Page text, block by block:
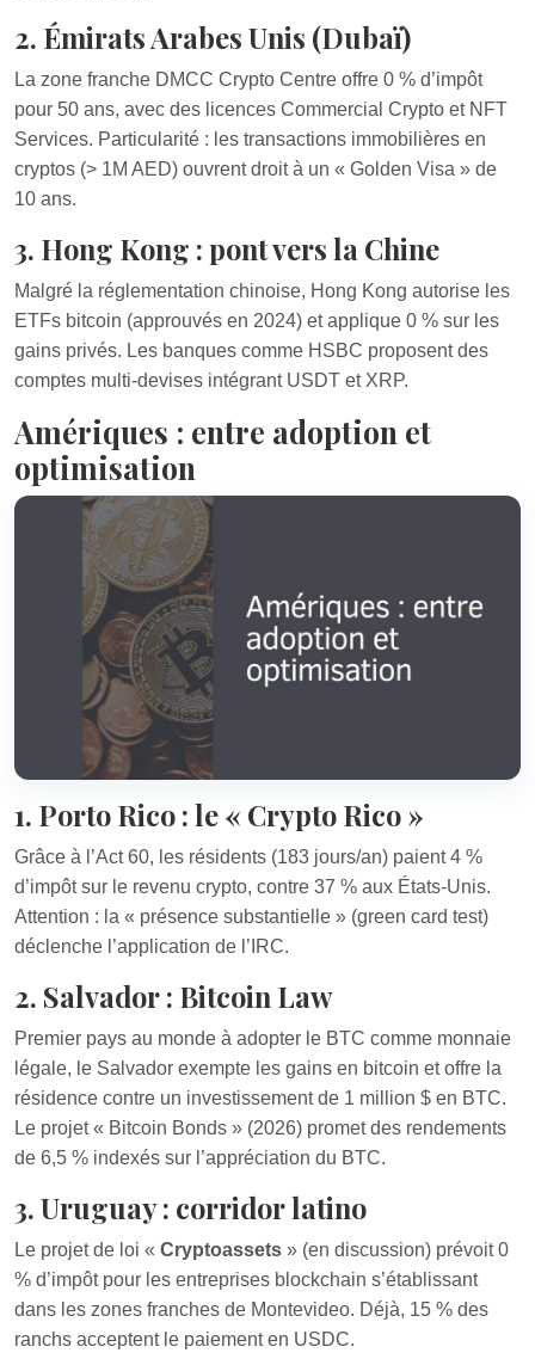
2. Émirats Arabes Unis (Dubaï)
La zone franche DMCC Crypto Centre offre 0 % d’impôt
pour 50 ans, avec des licences Commercial Crypto et NFT
Services. Particularité : les transactions immobilières en
cryptos (> 1M AED) ouvrent droit à un « Golden Visa » de
10 ans.
3. Hong Kong : pont vers la Chine
Malgré la réglementation chinoise, Hong Kong autorise les
ETFs bitcoin (approuvés en 2024) et applique 0 % sur les
gains privés. Les banques comme HSBC proposent des
comptes multi-devises intégrant USDT et XRP.
Amériques : entre adoption et
optimisation
1. Porto Rico : le « Crypto Rico »
Grâce à l’Act 60, les résidents (183 jours/an) paient 4 %
d’impôt sur le revenu crypto, contre 37 % aux États-Unis.
Attention : la « présence substantielle » (green card test)
déclenche l’application de l’IRC.
2. Salvador : Bitcoin Law
Premier pays au monde à adopter le BTC comme monnaie
légale, le Salvador exempte les gains en bitcoin et offre la
résidence contre un investissement de 1 million $ en BTC.
Le projet « Bitcoin Bonds » (2026) promet des rendements
de 6,5 % indexés sur l’appréciation du BTC.
3. Uruguay : corridor latino
Le projet de loi « Cryptoassets » (en discussion) prévoit 0
% d’impôt pour les entreprises blockchain s’établissant
dans les zones franches de Montevideo. Déjà, 15 % des
ranchs acceptent le paiement en USDC.